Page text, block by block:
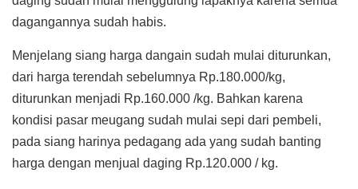
dagangannya sudah habis.
Menjelang siang harga dangain sudah mulai diturunkan,
dari harga terendah sebelumnya Rp.180.000/kg,
diturunkan menjadi Rp.160.000 /kg. Bahkan karena
kondisi pasar meugang sudah mulai sepi dari pembeli,
pada siang harinya pedagang ada yang sudah banting
harga dengan menjual daging Rp.120.000 / kg.